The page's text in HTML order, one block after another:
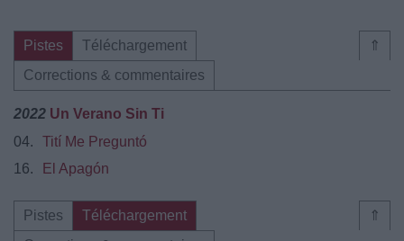
⇑
Pistes
Téléchargement
Corrections & commentaires
2022 Un Verano Sin Ti
04.
Tití Me Preguntó
16.
El Apagón
⇑
Pistes
Téléchargement